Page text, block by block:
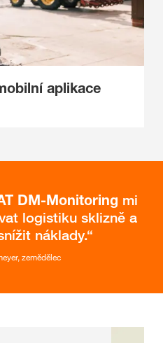
aplikace
DM-Monitoring mi
logistiku sklizně a
náklady.
zemědělec